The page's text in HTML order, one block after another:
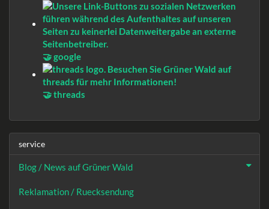
🤝 google
🤝 threads
service
Blog / News auf Grüner Wald
Reklamation / Ruecksendung